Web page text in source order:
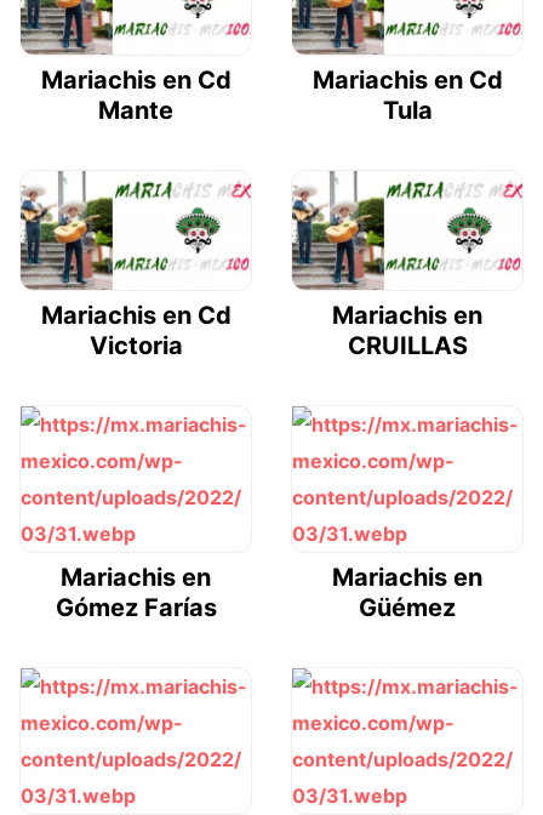
Mariachis en Cd
Mante
Mariachis en Cd
Tula
Mariachis en Cd
Victoria
Mariachis en
CRUILLAS
Mariachis en
Gómez Farías
Mariachis en
Güémez